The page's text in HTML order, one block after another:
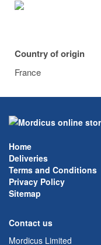
Country of origin
France
Home
Deliveries
Terms and Conditions
Privacy Policy
Sitemap
Contact us
Mordicus Limited